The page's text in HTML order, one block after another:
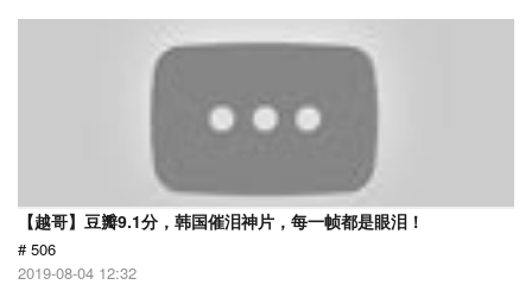
【越哥】豆瓣9.1分，韩国催泪神片，每一帧都是眼泪！
# 506
2019-08-04 12:32